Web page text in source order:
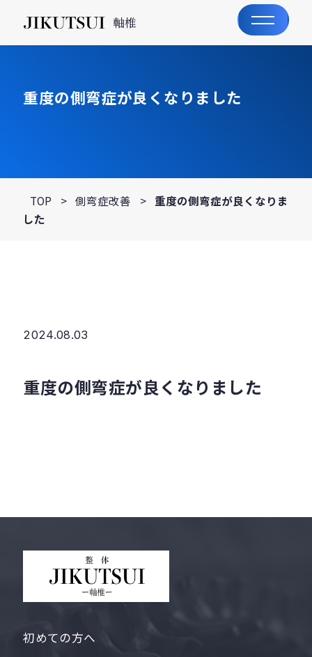
軸椎
重度の側弯症が良くなりました
TOP > 側弯症改善 > 重度の側弯症が良くなりま
した
2024.08.03
重度の側弯症が良くなりました
初めての方へ